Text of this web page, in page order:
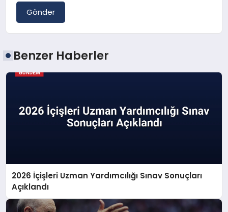
Gönder
Benzer Haberler
2026 İçişleri Uzman Yardımcılığı Sınav Sonuçları
Açıklandı